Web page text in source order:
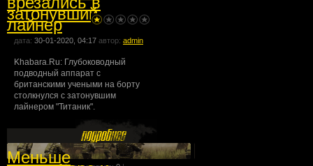
затонувший
лайнер
дата: 30-01-2020, 04:17 автор: admin
Khabara.Ru: Глубоководный
подводный аппарат с
британскими учеными на борту
столкнулся с затонувшим
лайнером "Титаник".
Меньше